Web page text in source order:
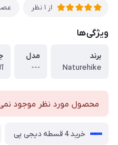
از 1 نظر
ویژگی‌ها
برند
Naturehike
مدل
---
محصول مورد نظر موجود
خرید 4 قسطه دیجی پی